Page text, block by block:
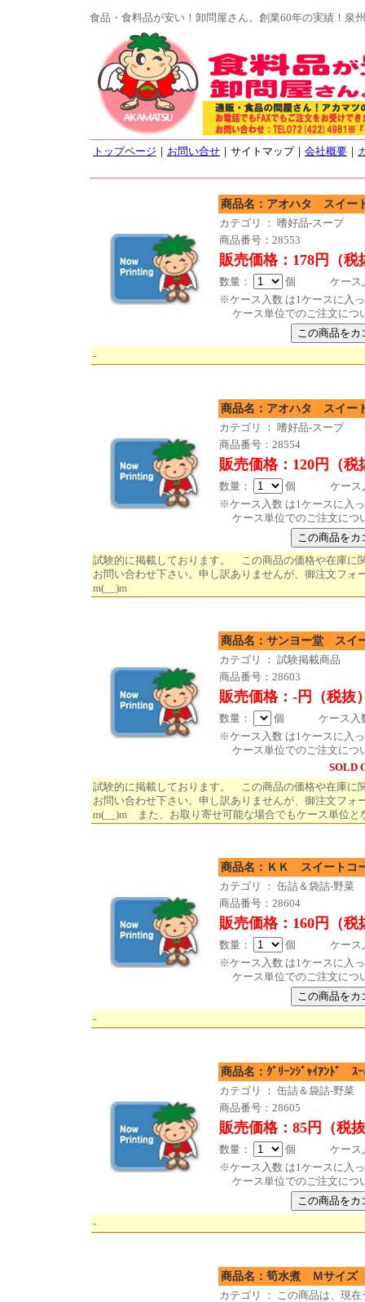
食品・食料品が安い！卸問屋さん。創業60年の実績！
トップページ ｜ お問い合せ ｜サイトマップ｜ 会社概要 ｜
商品名：アオハタ スイー
カテゴリ ： 嗜好品-スープ
商品番号：28553
販売価格：178円（税
数量：
個 ケース入
※ケース入数 は1ケースに入
ケース単位でのご注文につ
-
商品名：アオハタ スイー
カテゴリ ： 嗜好品-スープ
商品番号：28554
販売価格：120円（税
数量：
個 ケース入
※ケース入数 は1ケースに入
ケース単位でのご注文につ
試験的に掲載しております。 この商品の価格や在庫に
お問い合わせ下さい。申し訳ありませんが、御注文フォ
m(__)m
商品名：サンヨー堂 スイ
カテゴリ ： 試験掲載商品
商品番号：28603
販売価格：-円（税抜
数量：
個 ケース入
※ケース入数 は1ケースに入
ケース単位でのご注文につ
SOLD
試験的に掲載しております。 この商品の価格や在庫に
お問い合わせ下さい。申し訳ありませんが、御注文フォ
m(__)m また、お取り寄せ可能な場合でもケース単位と
商品名：ＫＫ スイート
カテゴリ ： 缶詰＆袋詰-野菜
商品番号：28604
販売価格：160円（税
数量：
個 ケース入
※ケース入数 は1ケースに入
ケース単位でのご注文につ
-
商品名：ｸﾞﾘｰﾝｼﾞｬｲｱﾝﾄﾞ ｽｰ
カテゴリ ： 缶詰＆袋詰-野菜
商品番号：28605
販売価格：85円（税
数量：
個 ケース入
※ケース入数 は1ケースに入
ケース単位でのご注文につ
-
商品名：筍水煮
カテゴリ ： この商品は、現